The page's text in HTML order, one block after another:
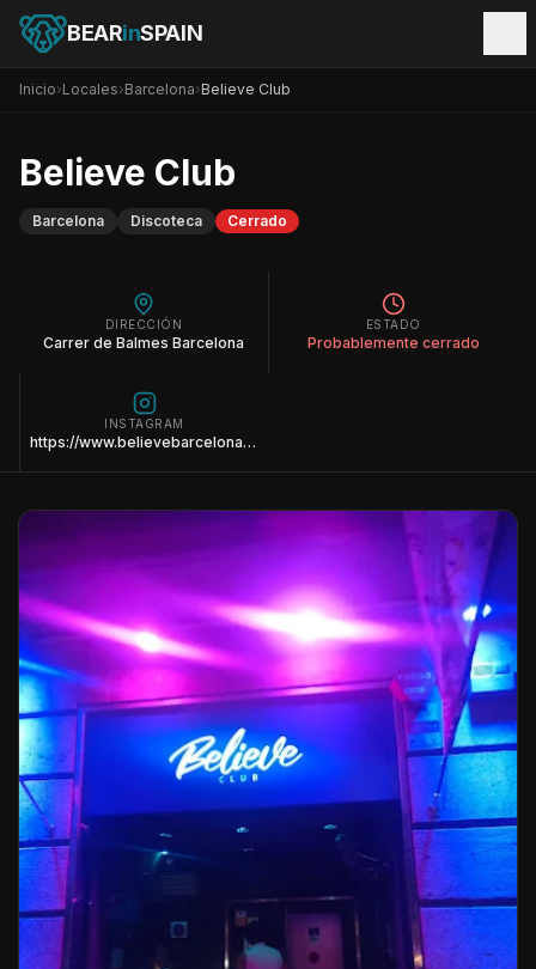
BEARinSPAIN
Inicio›Locales›Barcelona›Believe Club
Believe Club
Barcelona Discoteca Cerrado
DIRECCIÓN
Carrer de Balmes Barcelona
ESTADO
Probablemente cerrado
INSTAGRAM
https://www.believebarcelona.com